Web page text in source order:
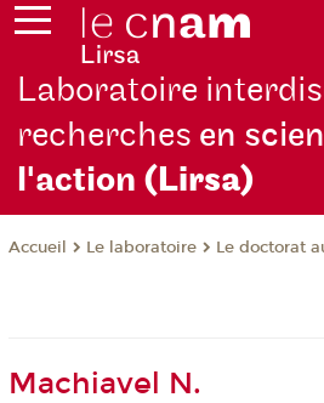
Laboratoire
recherches en
l'action (Lirsa)
Accueil Le laboratoire Le doctorat
Machiavel N.